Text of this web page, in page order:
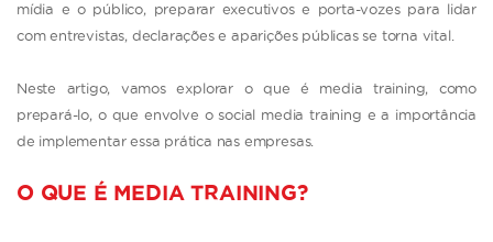
mídia e o público, preparar executivos e porta-vozes para lidar
com entrevistas, declarações e aparições públicas se torna vital.
Neste artigo, vamos explorar o que é media training, como
prepará-lo, o que envolve o social media training e a importância
de implementar essa prática nas empresas.
O QUE É MEDIA TRAINING?